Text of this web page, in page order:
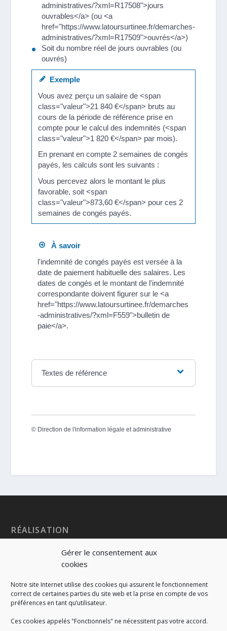
Gérer le consentement aux
cookies
Notre site Internet utilise des cookies qui assurent le fonctionnement
correct de certaines parties du site web et la prise en compte de vos
préférences en tant qu’utilisateur.
Ces cookies appelés "Fonctionnels" ne nécessitent pas votre accord.
administratives/?xml=R17508">jours
ouvrables</a> (ou <a
href="https://www.latoursurtinee.fr/demarches-
administratives/?xml=R17509">ouvrés</a>)
Soit du nombre réel de jours ouvrables (ou
ouvrés)
Exemple
Vous avez perçu un salaire de <span
class="valeur">21 840 €</span> bruts au
cours de la période de référence prise en
compte pour le calcul des indemnités (<span
class="valeur">1 820 €</span> par mois).
En prenant en compte 2 semaines de congés
payés, les calculs sont les suivants :
Vous percevez alors le montant le plus
favorable, soit <span
class="valeur">873,60 €</span> pour ces 2
semaines de congés payés.
À savoir
l'indemnité de congés payés est versée à la
date de paiement habituelle des salaires. Les
dates de congés et le montant de l'indemnité
correspondante doivent figurer sur le <a
href="https://www.latoursurtinee.fr/demarches
-administratives/?xml=F559">bulletin de
paie</a>.
Textes de référence
© Direction de l'information légale et administrative
RÉALISATION